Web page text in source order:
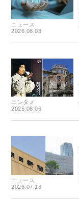
ニュース
2026.08.03
エンタメ
2025.08.06
ニュース
2026.07.18